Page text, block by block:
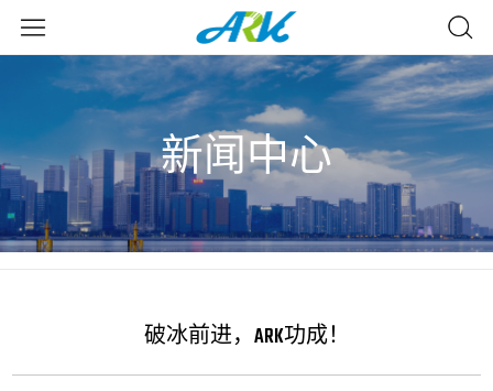
新闻中心
破冰前进，ARK功成！